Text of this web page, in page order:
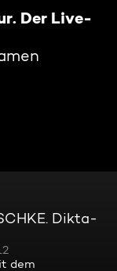
Der Live-
Dikta-
dem